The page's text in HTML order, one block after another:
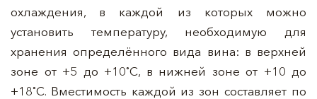
охлаждения, в каждой из которых можно
установить температуру, необходимую для
хранения определённого вида вина: в верхней
зоне от +5 до +10˚С, в нижней зоне от +10 до
+18˚С. Вместимость каждой из зон составляет по